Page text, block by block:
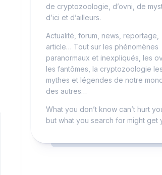
de cryptozoologie, d’ovni, de
d’ici et d’ailleurs.
Actualité, forum, news, reportage,
article… Tout sur les phénomènes
paranormaux et inexpliqués, les
les fantômes, la cryptozoologie les
mythes et légendes de notre
des autres…
What you don’t know can’t hurt
but what you search for might get